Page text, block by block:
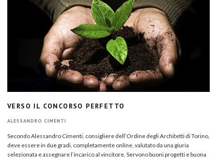
VERSO IL CONCORSO PERFETTO
ALESSANDRO CIMENTI
Secondo Alessandro Cimenti, consigliere dell’Ordine degli Architetti di Torino,
deve essere in due gradi, completamente online, valutato da una giuria
selezionata e assegnare l’incarico al vincitore. Servono buoni progetti e buona